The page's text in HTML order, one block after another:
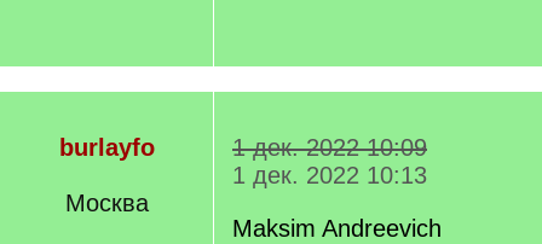
burlayfo
Москва
1 дек. 2022 10:09
1 дек. 2022 10:13
Maksim Andreevich